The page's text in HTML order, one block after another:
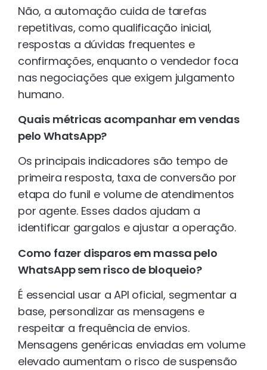
Não, a automação cuida de tarefas
repetitivas, como qualificação inicial,
respostas a dúvidas frequentes e
confirmações, enquanto o vendedor foca
nas negociações que exigem julgamento
humano.
Quais métricas acompanhar em vendas
pelo WhatsApp?
Os principais indicadores são tempo de
primeira resposta, taxa de conversão por
etapa do funil e volume de atendimentos
por agente. Esses dados ajudam a
identificar gargalos e ajustar a operação.
Como fazer disparos em massa pelo
WhatsApp sem risco de bloqueio?
É essencial usar a API oficial, segmentar a
base, personalizar as mensagens e
respeitar a frequência de envios.
Mensagens genéricas enviadas em volume
elevado aumentam o risco de suspensão